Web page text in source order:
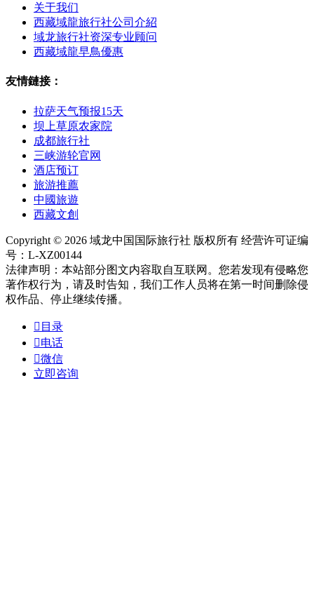
关于我们
西藏域龍旅行社公司介紹
域龙旅行社资深专业顾问
西藏域龍早鳥優惠
友情鏈接：
拉萨天气预报15天
坝上草原农家院
成都旅行社
三峡游轮官网
酒店预订
旅游推薦
中國旅遊
西藏文創
Copyright © 2026 域龙中国国际旅行社 版权所有 经营许可证编
号：L-XZ00144
法律声明：本站部分图文内容取自互联网。您若发现有侵略您
著作权行为，请及时告知，我们工作人员将在第一时间删除侵
权作品、停止继续传播。
 目录
电话
微信
立即咨询